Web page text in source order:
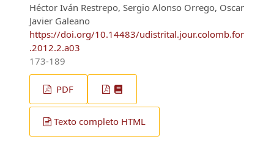
Héctor Iván Restrepo, Sergio Alonso Orrego, Oscar
Javier Galeano
https://doi.org/10.14483/udistrital.jour.colomb.for
.2012.2.a03
173-189
PDF
Texto completo HTML